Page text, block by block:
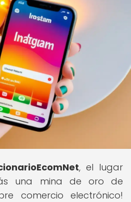
, el lugar
una mina de oro de
comercio electrónico!